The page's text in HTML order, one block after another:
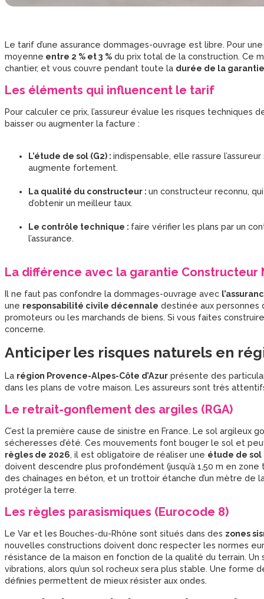
Le tarif d’une assurance dommages-ouvrage est libre. Pour
moyenne entre 2 % et 3 % du prix total de la construction. Ce
chantier, et vous couvre pendant toute la durée de la
Les éléments qui influencent le tarif
Pour calculer ce prix, l’assureur évalue les risques
baisser ou augmenter la facture :
L’étude de sol (G2) : indispensable, elle rassure
augmente fortement.
La qualité du constructeur : un constructeur reconnu,
d’obtenir un meilleur taux.
Le contrôle technique : faire vérifier les plans par un
l’assurance.
La différence avec la garantie Constructeur
Il ne faut pas confondre la dommages-ouvrage avec
une responsabilité civile décennale destinée aux personnes
promoteurs ou les marchands de biens. Si vous faites
concerne.
Anticiper les risques naturels en
La région Provence-Alpes-Côte d’Azur présente des
dans les plans de votre maison. Les assureurs sont très
Le retrait-gonflement des argiles (RGA)
C’est la première cause de sinistre en France. Le sol argileux
sécheresses d’été. Ces mouvements font bouger le sol et
règles de 2026, il est obligatoire de réaliser une étude de sol
doivent descendre plus profondément (jusqu’à 1,50 m en
des chaînages en béton, et un trottoir étanche d’un mètre de
protéger la terre.
Les règles parasismiques (Eurocode 8)
Le Var et les Bouches-du-Rhône sont situés dans des zones
nouvelles constructions doivent donc respecter les normes
résistance de la maison en fonction de la qualité du terrain. Un
vibrations, alors qu’un sol rocheux sera plus stable. Une
définies permettent de mieux résister aux ondes.